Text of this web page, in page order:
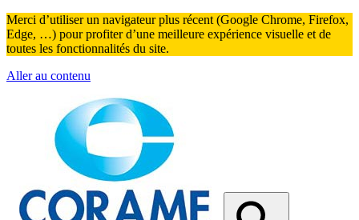
Merci d’utiliser un navigateur plus récent (Google Chrome, Firefox,
Edge, …) pour profiter d’une meilleure expérience visuelle et de
toutes les fonctionnalités du site.
Aller au contenu